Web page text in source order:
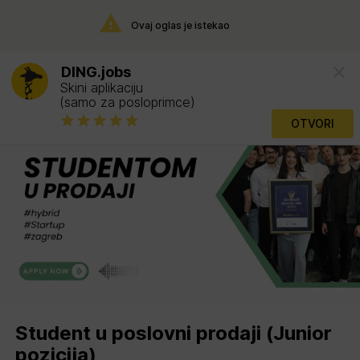
DING.jobs
Skini aplikaciju
(samo za posloprimce)
OTVORI
Ovaj oglas je istekao
Student u poslovni prodaji (Junior
pozicija)